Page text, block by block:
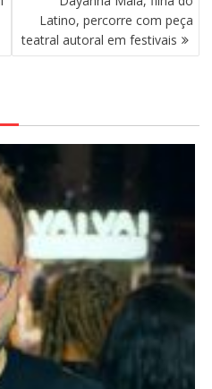
Latino, percorre com peça
teatral autoral em festivais